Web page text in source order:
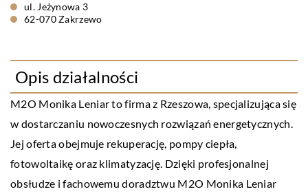
ul. Jeżynowa 3
62-070 Zakrzewo
Opis działalności
M2O Monika Leniar to firma z Rzeszowa, specjalizująca się
w dostarczaniu nowoczesnych rozwiązań energetycznych.
Jej oferta obejmuje rekuperację, pompy ciepła,
fotowoltaikę oraz klimatyzację. Dzięki profesjonalnej
obsłudze i fachowemu doradztwu M2O Monika Leniar